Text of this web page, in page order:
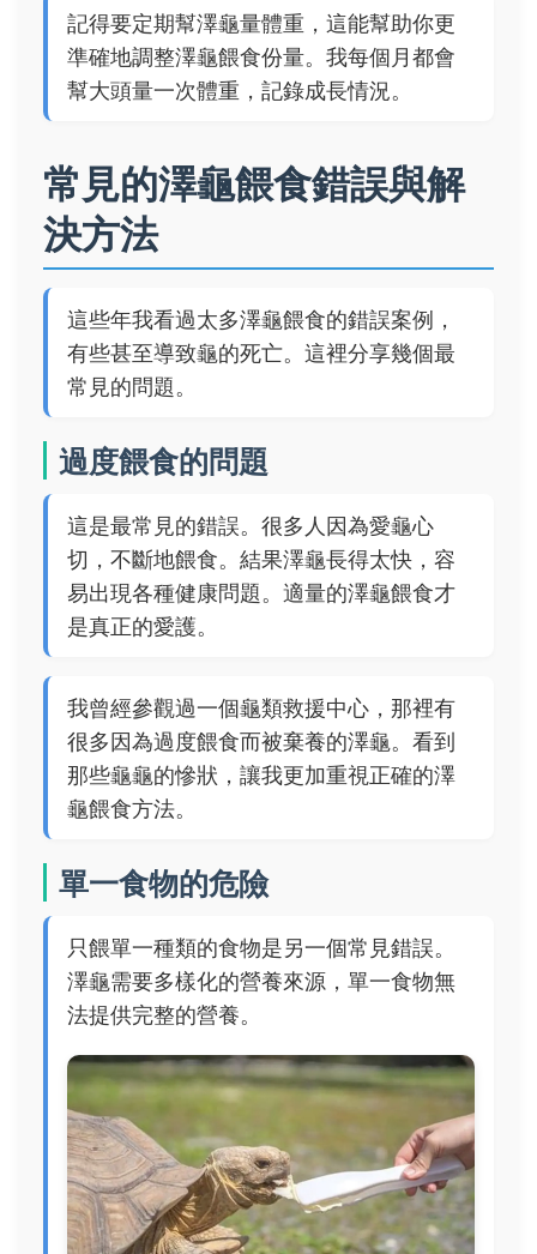
記得要定期幫澤龜量體重，這能幫助你更
準確地調整澤龜餵食份量。我每個月都會
幫大頭量一次體重，記錄成長情況。
常見的澤龜餵食錯誤與解
決方法
這些年我看過太多澤龜餵食的錯誤案例，
有些甚至導致龜的死亡。這裡分享幾個最
常見的問題。
過度餵食的問題
這是最常見的錯誤。很多人因為愛龜心
切，不斷地餵食。結果澤龜長得太快，容
易出現各種健康問題。適量的澤龜餵食才
是真正的愛護。
我曾經參觀過一個龜類救援中心，那裡有
很多因為過度餵食而被棄養的澤龜。看到
那些龜龜的慘狀，讓我更加重視正確的澤
龜餵食方法。
單一食物的危險
只餵單一種類的食物是另一個常見錯誤。
澤龜需要多樣化的營養來源，單一食物無
法提供完整的營養。